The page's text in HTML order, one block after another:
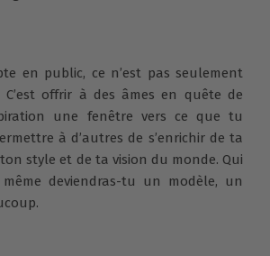
en public, ce n’est pas seulement
offrir à des âmes en quête de
une fenêtre vers ce que tu
à d’autres de s’enrichir de ta
style et de ta vision du monde. Qui
deviendras-tu un modèle, un